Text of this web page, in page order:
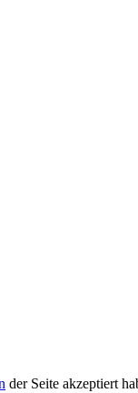
der Seite akzeptiert